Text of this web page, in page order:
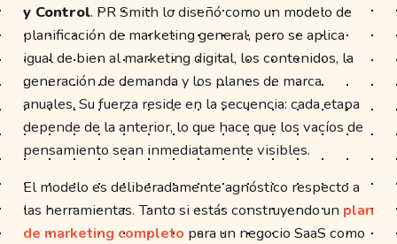
y Control. PR Smith lo diseñó como un modelo de
planificación de marketing general, pero se aplica
igual de bien al marketing digital, los contenidos, la
generación de demanda y los planes de marca
anuales. Su fuerza reside en la secuencia: cada etapa
depende de la anterior, lo que hace que los vacíos de
pensamiento sean inmediatamente visibles.
El modelo es deliberadamente agnóstico respecto a
las herramientas. Tanto si estás construyendo un plan
de marketing completo para un negocio SaaS como